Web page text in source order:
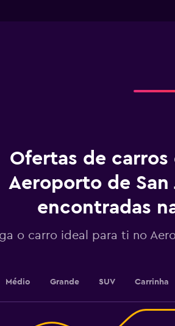
The
chart
1
axis
values.
44.
Ofertas de
Aeroporto de San
encontradas
o carro ideal para ti no
Médio Grande SUV Carrinha